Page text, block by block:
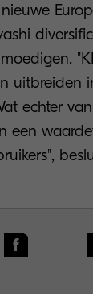
uitbreiden
echter
een